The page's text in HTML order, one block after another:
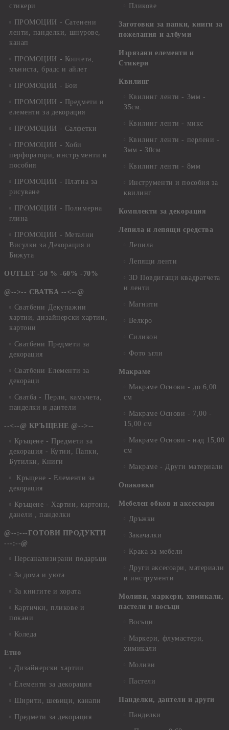
стикери
ПРОМОЦИИ - Сатенени
ленти, панделки, шнурове,
канап
ПРОМОЦИИ - Копчета,
мъниста, брадс и айлет
ПРОМОЦИИ - Бои
ПРОМОЦИИ - Предмети и
елементи за декорация
ПРОМОЦИИ - Салфетки
ПРОМОЦИИ - Хоби
перфоратори, инструменти и
пособия
ПРОМОЦИИ - Платна за
рисуване
ПРОМОЦИИ - Полимерна
глина
ПРОМОЦИИ - Метални
Висулки за Декорация и
Бижута
OUTLET -50 % -60% -70%
@-->-- СВАТБА --<--@
Сватбени Декупажни
хартии, дизайнерски хартии,
картони
Сватбени Предмети за
декорация
Сватбени Елементи за
декораци
Сватба - Перли, камъчета,
панделки и дантели
--<--@ КРЪЩЕНЕ @-->--
Кръщене - Предмети за
декорация - Кутии, Папки,
Бутилки, Книги
Кръщене - Елементи за
декорация
Кръщене - Хартии, картони,
данели , панделки
@--:---ГОТОВИ ПРОДУКТИ
---:--@
Персанализирани подаръци
За дома и уюта
За книгите и хората
Картички, пликове и
покани
Коледа
Етно
Дизайнерски хартии
Елементи за декорация
Ширити, шевици, канапи
Предмети за декорация
Пликове
Заготовки за папки, книги за
пожелания и албуми
Изрязани елементи и
Стикери
Квилинг
Квилинг ленти - 3мм -
35см.
Квилинг ленти - микс
Квилинг ленти - перлени -
3мм - 30см.
Квилинг ленти - 8мм
Инструменти и пособия за
квилинг
Комплекти за декорация
Лепила и лепящи средства
Лепила
Лепящи ленти
3D Повдигащи квадратчета
и ленти
Магнити
Велкро
Силикон
Фото ъгли
Макраме
Макраме Основи - до 6,00
см
Макраме Основи - 7,00 -
15,00 см
Макраме Основи - над 15,00
см
Макраме - Други материали
Опаковки
Мебелен обков и аксесоари
Дръжки
Закачалки
Крака за мебели
Други аксесоари, материали
и инструменти
Моливи, маркери, химикали,
пастели и восъци
Восъци
Маркери, флумастери,
химикали
Моливи
Пастели
Панделки, дантели и други
Панделки